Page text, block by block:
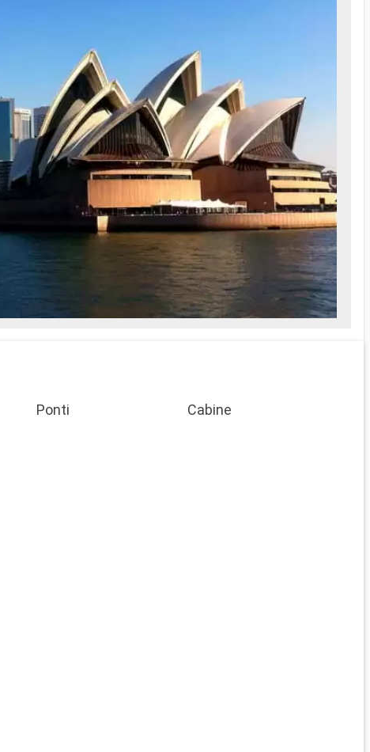
Ponti Cabine